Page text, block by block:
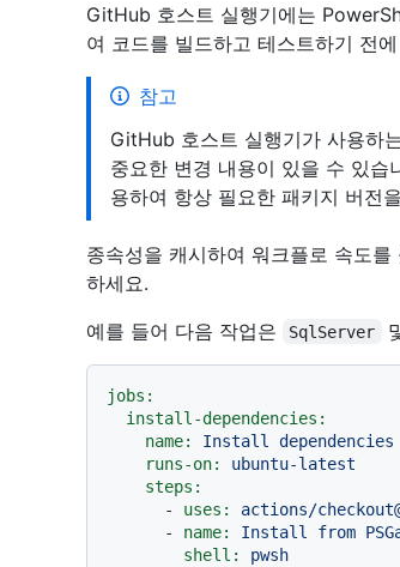
GitHub 호스트 실행기에는
여 코드를 빌드하고 테스트하기 전
참고
GitHub 호스트 실행기가 사용하
중요한 변경 내용이 있을 수 있습
용하여 항상 필요한 패키지 버전
종속성을 캐시하여 워크플로 속도
하세요.
예를 들어 다음 작업은
SqlServer
jobs:
install-dependencies:
name:
Install
dependencies
runs-on:
ubuntu-latest
steps:
-
uses:
actions/
-
name: Install from
shell:
pwsh